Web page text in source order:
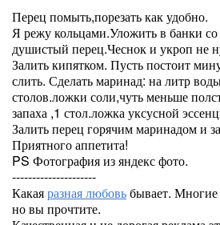
Перец помыть,порезать как удобно.
Я режу кольцами.Уложить в банки
душистый перец.Чеснок и укроп не
Залить кипятком. Пусть постоит
слить. Сделать маринад: на литр
столов.ложки соли,чуть меньше
запаха ,1 стол.ложка уксусной
Залить перец горячим маринадом и
Приятного аппетита!
PS Фотография из яндекс фото.
---------------------
Какаяразная любовьбывает. Многие
но вы прочтите.